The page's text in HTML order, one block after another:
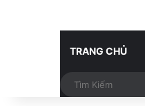
TRANG CHỦ